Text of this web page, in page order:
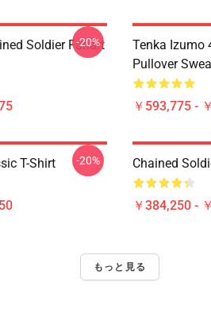
Soldier Fanart
-20%
Tenka Izumo
Pullover
￥593,775 -
T-Shirt -20% Chained
￥384,250 -
もっと見る